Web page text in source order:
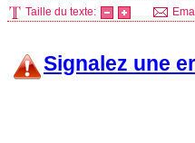
Taille du texte:
Signalez une